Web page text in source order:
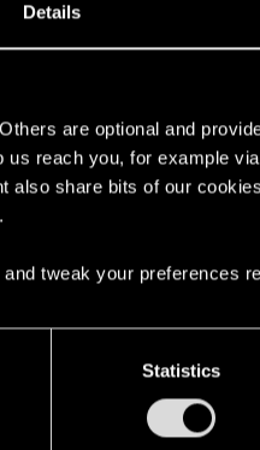
Details
are optional and
reach you, for example
also share bits of our
tweak your preferences
Statistics
получить во время
клык»)